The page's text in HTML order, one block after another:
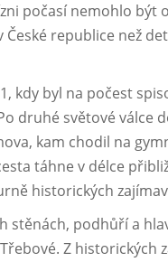
počasí nemohlo být
republice než
kdy byl na počest
druhé světové válce
kam chodil na
táhne v délce
historických
stěnách, podhůří a
Z historických